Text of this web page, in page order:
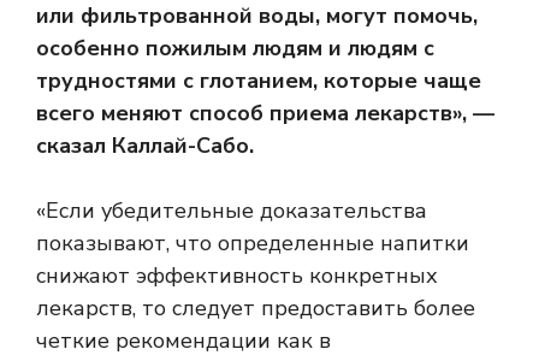
или фильтрованной воды, могут помочь,
особенно пожилым людям и людям с
трудностями с глотанием, которые чаще
всего меняют способ приема лекарств», —
сказал Каллай-Сабо.
«Если убедительные доказательства
показывают, что определенные напитки
снижают эффективность конкретных
лекарств, то следует предоставить более
четкие рекомендации как в